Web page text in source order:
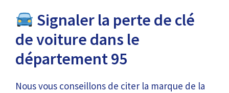
Signaler la perte de clé
de voiture dans le
département 95
Nous vous conseillons de citer la marque de la